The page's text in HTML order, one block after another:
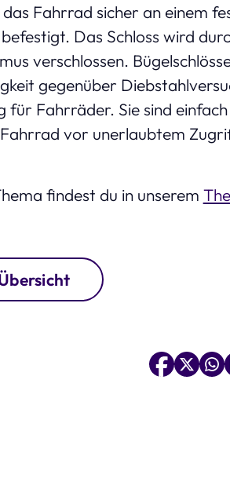
Fahrrad sicher an einem
Das Schloss wird
verschlossen.
gegenüber
für Fahrräder. Sie sind
vor unerlaubtem
findest du in unserem